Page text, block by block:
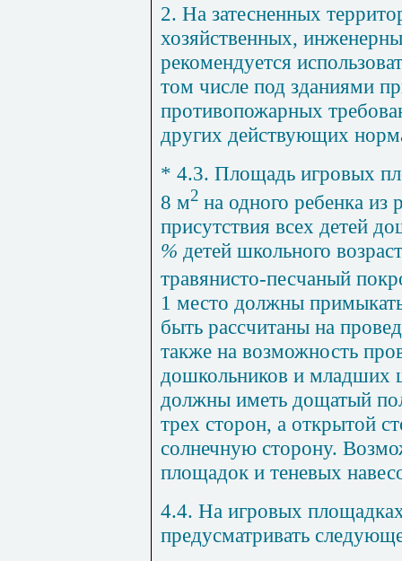
2. На затесненных
хозяйственных,
рекомендуется
том числе под зданиями
противопожарных
других действующих
* 4.3. Площадь игровых
8 м2 на одного ребенка из
присутствия всех детей
% детей школьного
травянисто-песчаный
1 место должны
быть рассчитаны на
также на возможность
дошкольников и младших
должны иметь дощатый
трех сторон, а открытой
солнечную сторону.
площадок и теневых
4.4. На игровых
предусматривать